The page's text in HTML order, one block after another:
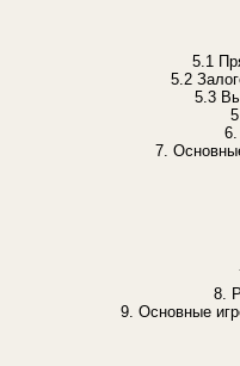
5.1
5.2
5.3
6.
7.
8.
9. Основные